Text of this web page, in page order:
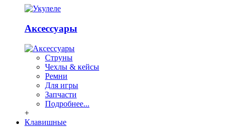
Аксессуары
Струны
Чехлы & кейсы
Ремни
Для игры
Запчасти
Подробнее...
+
Клавишные